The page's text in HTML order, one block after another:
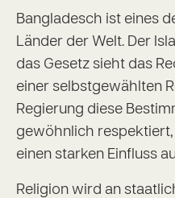
Bangladesch ist eines
Länder der Welt. Der
das Gesetz sieht das
einer selbstgewählten
Regierung diese
gewöhnlich
einen starken Einfluss
Religion wird an